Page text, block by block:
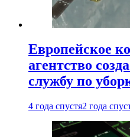
Европейское
агентство
службу по
4 года спустя2 года